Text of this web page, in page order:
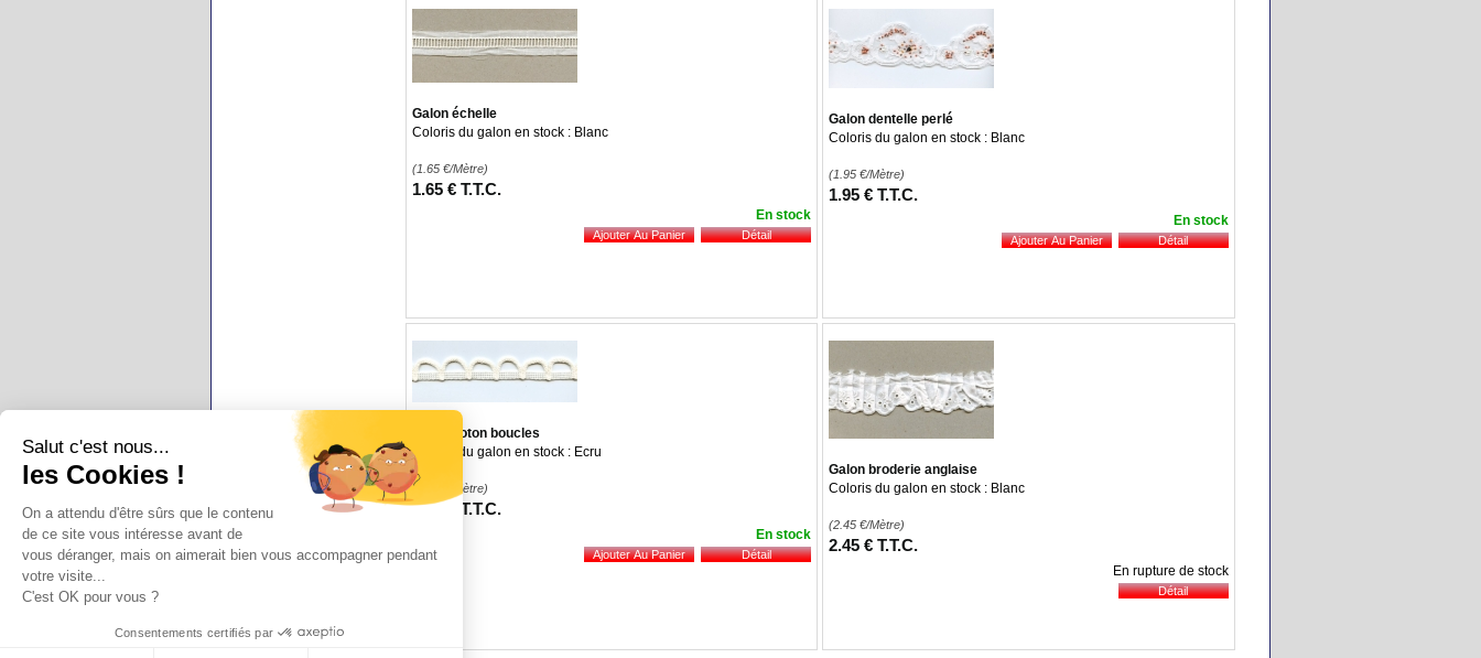
Galon échelle
Coloris du galon en stock : Blanc
(1.65 €/Mètre)
1.65 € T.T.C.
En stock
Galon dentelle perlé
Coloris du galon en stock : Blanc
(1.95€/Mètre)
1.95 € T.T.C.
En stock
Galon coton boucles
Coloris du galon en stock : Ecru
(1.95 /Mètre)
1.95 T.T.C.
En stock
Galon broderie anglaise
Coloris du galon en stock : Blanc
(2.45€/Mètre)
2.45 € T.T.C.
En rupture de stock
Salut c'est nous...
les Cookies !
On a attendu d'être sûrs que le contenu
de ce site vous intéresse avant de
vous déranger, mais on aimerait bien vous accompagner pendant
votre visite...
C'est OK pour vous ?
Consentements certifiés par